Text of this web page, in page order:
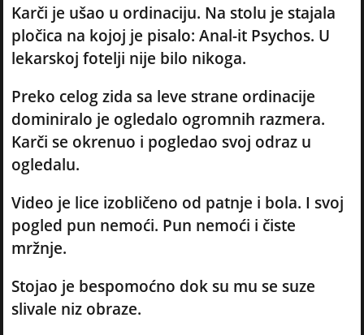
Karči je ušao u ordinaciju. Na stolu je stajala
pločica na kojoj je pisalo: Anal-it Psychos. U
lekarskoj fotelji nije bilo nikoga.
Preko celog zida sa leve strane ordinacije
dominiralo je ogledalo ogromnih razmera.
Karči se okrenuo i pogledao svoj odraz u
ogledalu.
Video je lice izobličeno od patnje i bola. I svoj
pogled pun nemoći. Pun nemoći i čiste
mržnje.
Stojao je bespomoćno dok su mu se suze
slivale niz obraze.